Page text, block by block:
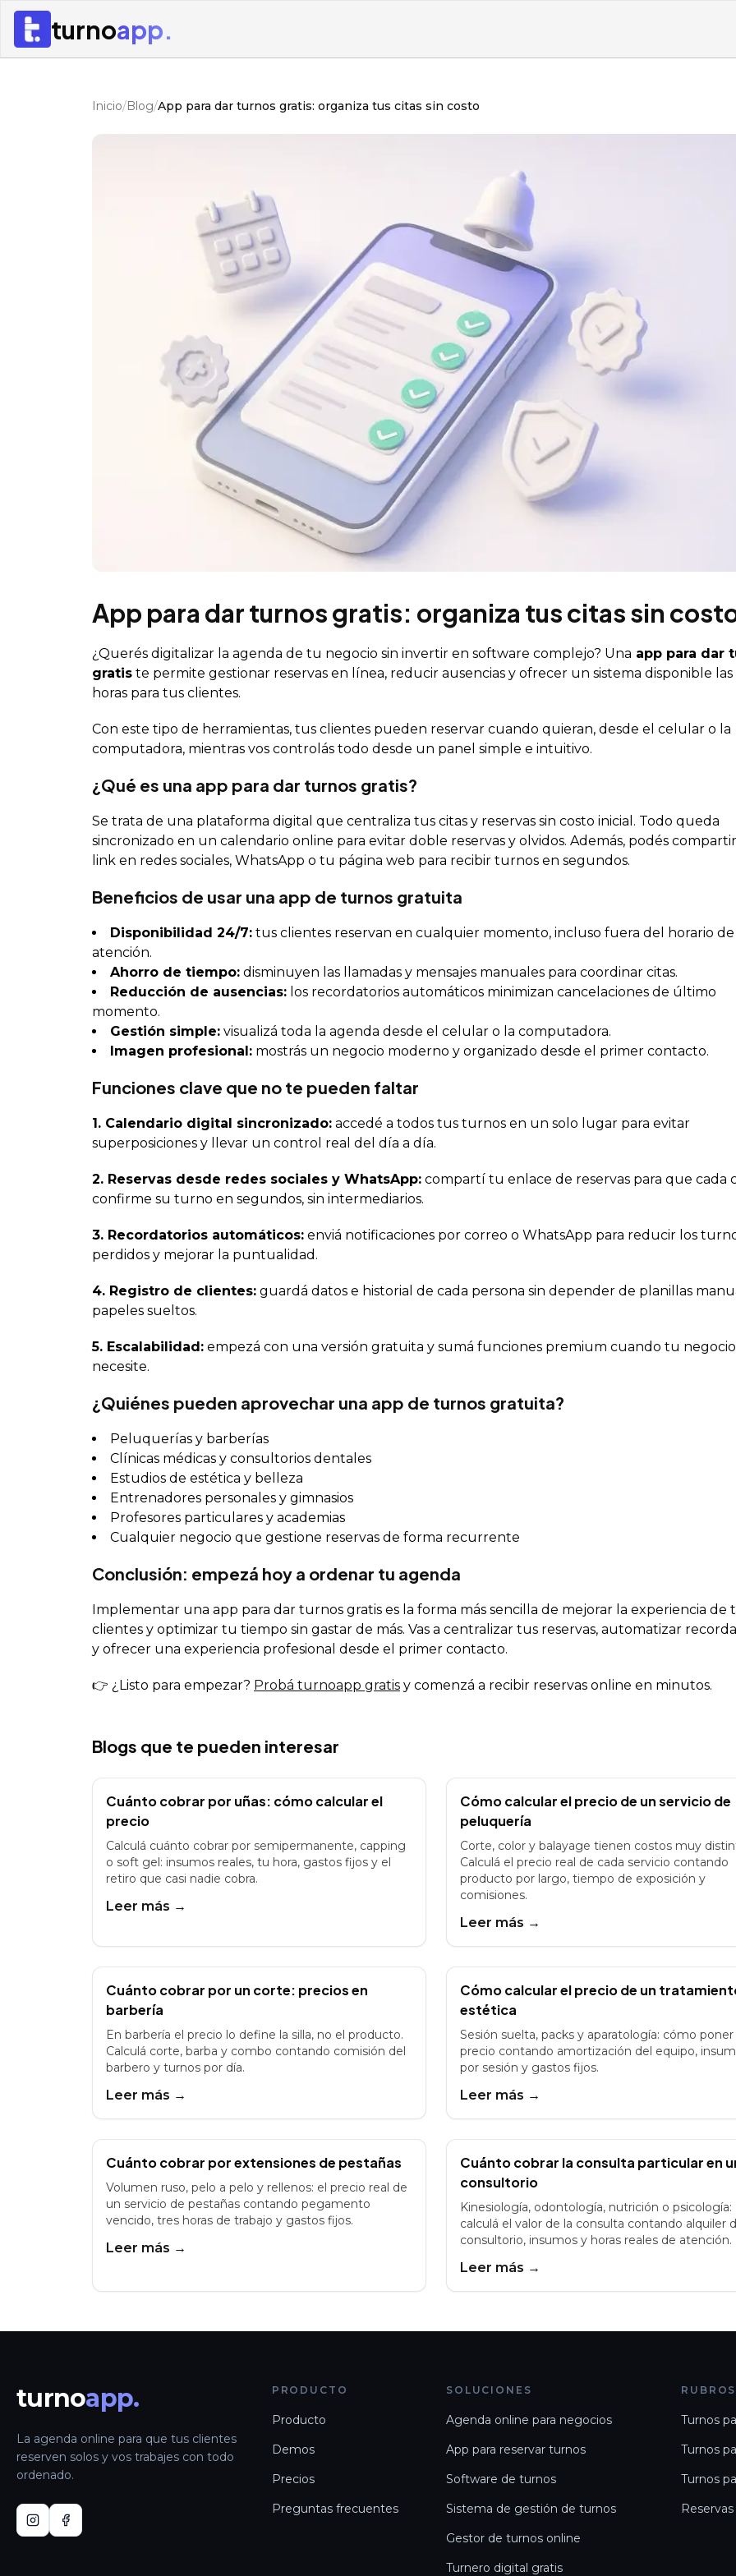
turnoapp.
Inicio/Blog/App para dar turnos gratis: organiza tus citas sin costo
App para dar turnos gratis: organiza tus citas sin
¿Querés digitalizar la agenda de tu negocio sin invertir en software complejo? Una app para dar
gratis te permite gestionar reservas en línea, reducir ausencias y ofrecer un sistema disponible las
horas para tus clientes.
Con este tipo de herramientas, tus clientes pueden reservar cuando quieran, desde el celular o la
computadora, mientras vos controlás todo desde un panel simple e intuitivo.
¿Qué es una app para dar turnos gratis?
Se trata de una plataforma digital que centraliza tus citas y reservas sin costo inicial. Todo queda
sincronizado en un calendario online para evitar doble reservas y olvidos. Además, podés
link en redes sociales, WhatsApp o tu página web para recibir turnos en segundos.
Beneficios de usar una app de turnos gratuita
Disponibilidad 24/7: tus clientes reservan en cualquier momento, incluso fuera del horario de
atención.
Ahorro de tiempo: disminuyen las llamadas y mensajes manuales para coordinar citas.
Reducción de ausencias: los recordatorios automáticos minimizan cancelaciones de último
momento.
Gestión simple: visualizá toda la agenda desde el celular o la computadora.
Imagen profesional: mostrás un negocio moderno y organizado desde el primer contacto.
Funciones clave que no te pueden faltar
1. Calendario digital sincronizado: accedé a todos tus turnos en un solo lugar para evitar
superposiciones y llevar un control real del día a día.
2. Reservas desde redes sociales y WhatsApp: compartí tu enlace de reservas para que cada
confirme su turno en segundos, sin intermediarios.
3. Recordatorios automáticos: enviá notificaciones por correo o WhatsApp para reducir los
perdidos y mejorar la puntualidad.
4. Registro de clientes: guardá datos e historial de cada persona sin depender de planillas
papeles sueltos.
5. Escalabilidad: empezá con una versión gratuita y sumá funciones premium cuando tu
necesite.
¿Quiénes pueden aprovechar una app de turnos gratuita?
Peluquerías y barberías
Clínicas médicas y consultorios dentales
Estudios de estética y belleza
Entrenadores personales y gimnasios
Profesores particulares y academias
Cualquier negocio que gestione reservas de forma recurrente
Conclusión: empezá hoy a ordenar tu agenda
Implementar una app para dar turnos gratis es la forma más sencilla de mejorar la experiencia de
clientes y optimizar tu tiempo sin gastar de más. Vas a centralizar tus reservas, automatizar
y ofrecer una experiencia profesional desde el primer contacto.
👉 ¿Listo para empezar? Probá turnoapp gratis y comenzá a recibir reservas online en minutos.
Blogs que te pueden interesar
Cuánto cobrar por uñas: cómo calcular el
precio
Calculá cuánto cobrar por semipermanente, capping
o soft gel: insumos reales, tu hora, gastos fijos y el
retiro que casi nadie cobra.
Leer más →
Cómo calcular el precio de un servicio de
peluquería
Corte, color y balayage tienen costos muy
Calculá el precio real de cada servicio contando
producto por largo, tiempo de exposición y
comisiones.
Leer más →
Cuánto cobrar por un corte: precios en
barbería
En barbería el precio lo define la silla, no el producto.
Calculá corte, barba y combo contando comisión del
barbero y turnos por día.
Leer más →
Cómo calcular el precio de un
estética
Sesión suelta, packs y aparatología: cómo poner
precio contando amortización del equipo,
por sesión y gastos fijos.
Leer más →
Cuánto cobrar por extensiones de pestañas
Volumen ruso, pelo a pelo y rellenos: el precio real de
un servicio de pestañas contando pegamento
vencido, tres horas de trabajo y gastos fijos.
Leer más →
Cuánto cobrar la consulta particular en
consultorio
Kinesiología, odontología, nutrición o psicología:
calculá el valor de la consulta contando alquiler
consultorio, insumos y horas reales de atención.
Leer más →
turnoapp.
La agenda online para que tus clientes
reserven solos y vos trabajes con todo
ordenado.
PRODUCTO
Producto
Demos
Precios
Preguntas frecuentes
SOLUCIONES
Agenda online para negocios
App para reservar turnos
Software de turnos
Sistema de gestión de turnos
Gestor de turnos online
Turnero digital gratis
RUBROS
Turnos
Turnos
Turnos